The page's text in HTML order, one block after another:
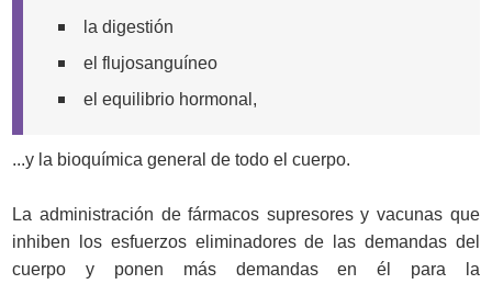
la digestión
el flujosanguíneo
el equilibrio hormonal,
...y la bioquímica general de todo el cuerpo.
La administración de fármacos supresores y vacunas que
inhiben los esfuerzos eliminadores de las demandas del
cuerpo y ponen más demandas en él para la